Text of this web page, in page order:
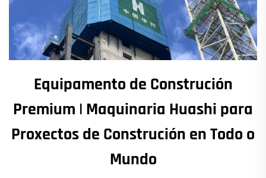
Equipamento de Construción
Premium | Maquinaria Huashi para
Proxectos de Construción en Todo o
Mundo